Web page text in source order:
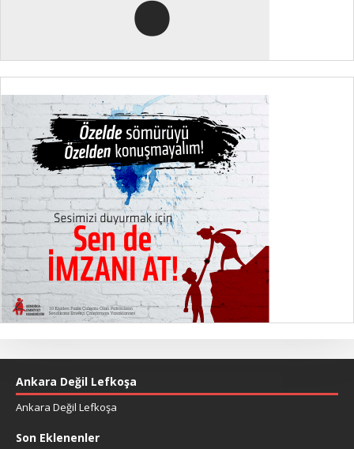
Ankara Değil Lefkoşa
Ankara Değil Lefkoşa
Son Eklenenler